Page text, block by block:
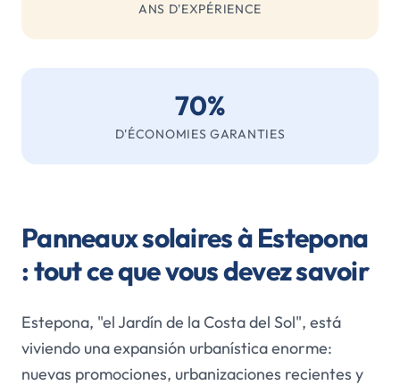
ANS D'EXPÉRIENCE
70%
D'ÉCONOMIES GARANTIES
Panneaux solaires à Estepona
: tout ce que vous devez savoir
Estepona, "el Jardín de la Costa del Sol", está
viviendo una expansión urbanística enorme:
nuevas promociones, urbanizaciones recientes y